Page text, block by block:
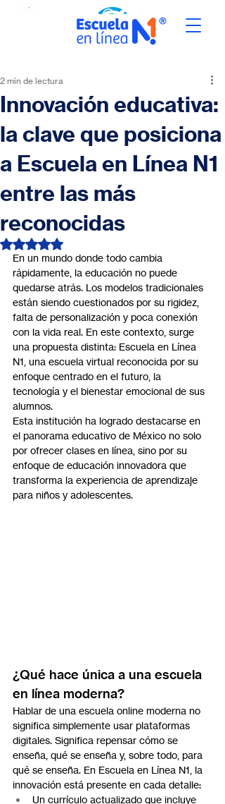
Innovación educativa:
la clave que posiciona
a Escuela en Línea N1
entre las más
reconocidas
2 min de lectura
Obtuvo NaN de 5 estrellas.
En un mundo donde todo cambia
rápidamente, la educación no puede
quedarse atrás. Los modelos tradicionales
están siendo cuestionados por su rigidez,
falta de personalización y poca conexión
con la vida real. En este contexto, surge
una propuesta distinta: Escuela en Línea
N1, una escuela virtual reconocida por su
enfoque centrado en el futuro, la
tecnología y el bienestar emocional de sus
alumnos.
Esta institución ha logrado destacarse en
el panorama educativo de México no solo
por ofrecer clases en línea, sino por su
enfoque de educación innovadora que
transforma la experiencia de aprendizaje
para niños y adolescentes.
¿Qué hace única a una escuela
en línea moderna?
Hablar de una escuela online moderna no
significa simplemente usar plataformas
digitales. Significa repensar cómo se
enseña, qué se enseña y, sobre todo, para
qué se enseña. En Escuela en Línea N1, la
innovación está presente en cada detalle:
Un currículo actualizado que incluye